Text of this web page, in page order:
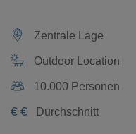
Zentrale Lage
Outdoor Location
10.000 Personen
€ € Durchschnitt